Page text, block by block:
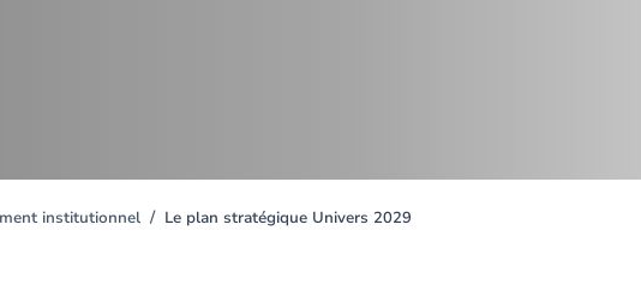
institutionnel Le plan stratégique Univers 2029